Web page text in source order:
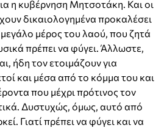
η κυβέρνηση Μητσοτάκη. Και οι
δικαιολογημένα προκαλέσει
μέρος του λαού, που ζητά
πρέπει να φύγει. Άλλωστε,
ήδη τον ετοιμάζουν για
και μέσα από το κόμμα του και
που μέχρι πρότινος τον
Δυστυχώς, όμως, αυτό από
Γιατί πρέπει να φύγει και να